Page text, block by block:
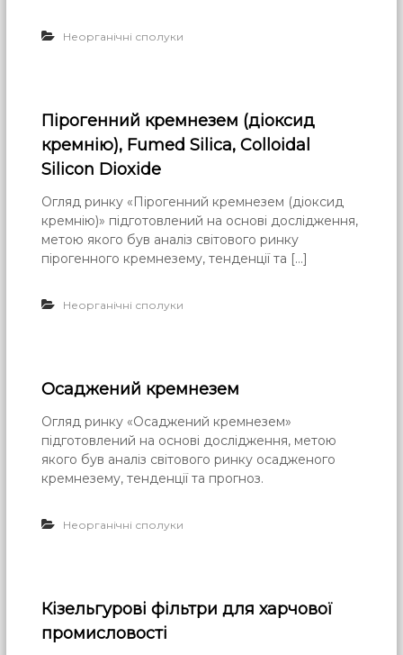
Неорганічні сполуки
Пірогенний кремнезем (діоксид
кремнію), Fumed Silica, Colloidal
Silicon Dioxide
Огляд ринку «Пірогенний кремнезем (діоксид
кремнію)» підготовлений на основі дослідження,
метою якого був аналіз світового ринку
пірогенного кремнезему, тенденції та […]
Неорганічні сполуки
Осаджений кремнезем
Огляд ринку «Осаджений кремнезем»
підготовлений на основі дослідження, метою
якого був аналіз світового ринку осадженого
кремнезему, тенденції та прогноз.
Неорганічні сполуки
Кізельгурові фільтри для харчової
промисловості